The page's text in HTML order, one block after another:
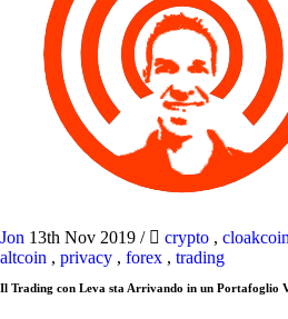
Jon 13th Nov 2019 / crypto , cloakcoin
altcoin , privacy , forex , trading
Il Trading con Leva sta Arrivando in un Portafoglio